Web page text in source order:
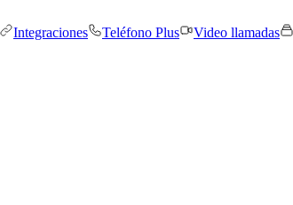
Integraciones Teléfono Plus Video llamadas